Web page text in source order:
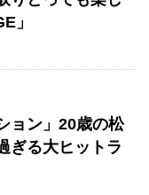
」
ョン」20歳の松
ぎる大ヒットラ